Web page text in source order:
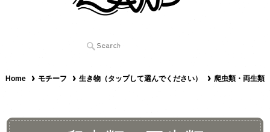
Home モチーフ 生き物（タップして選んでください） 爬虫類・両生類